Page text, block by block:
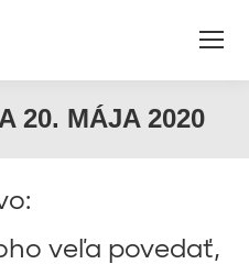
20. MÁJA 2020
veľa povedať,